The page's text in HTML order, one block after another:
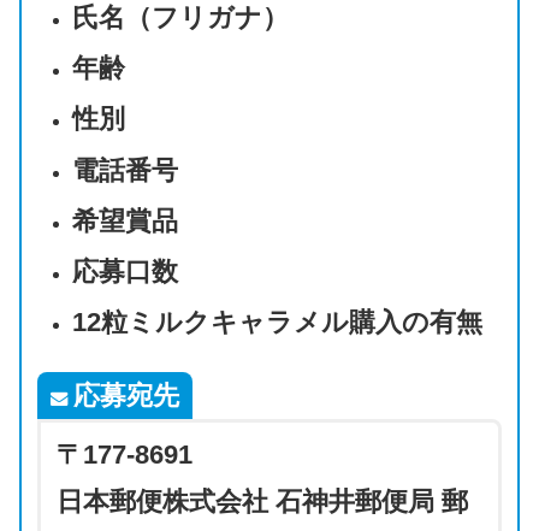
氏名（フリガナ）
年齢
性別
電話番号
希望賞品
応募口数
12粒ミルクキャラメル購入の有無
応募宛先
〒177-8691
日本郵便株式会社 石神井郵便局 郵